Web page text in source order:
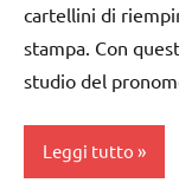
cartellini di
stampa. Con
studio del
Leggi tutto